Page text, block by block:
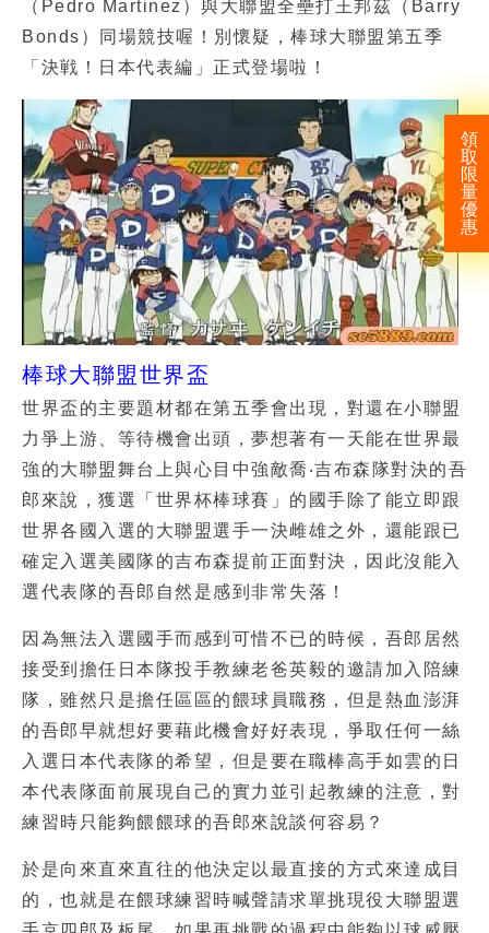
領
取
限
量
優
惠
（Pedro Martinez）與大聯盟全壘打王邦茲（Barry
Bonds）同場競技喔！別懷疑，棒球大聯盟第五季
「決戦！日本代表編」正式登場啦！
棒球大聯盟世界盃
世界盃的主要題材都在第五季會出現，對還在小聯盟
力爭上游、等待機會出頭，夢想著有一天能在世界最
強的大聯盟舞台上與心目中強敵喬‧吉布森隊對決的吾
郎來說，獲選「世界杯棒球賽」的國手除了能立即跟
世界各國入選的大聯盟選手一決雌雄之外，還能跟已
確定入選美國隊的吉布森提前正面對決，因此沒能入
選代表隊的吾郎自然是感到非常失落！
因為無法入選國手而感到可惜不已的時候，吾郎居然
接受到擔任日本隊投手教練老爸英毅的邀請加入陪練
隊，雖然只是擔任區區的餵球員職務，但是熱血澎湃
的吾郎早就想好要藉此機會好好表現，爭取任何一絲
入選日本代表隊的希望，但是要在職棒高手如雲的日
本代表隊面前展現自己的實力並引起教練的注意，對
練習時只能夠餵餵球的吾郎來說談何容易？
於是向來直來直往的他決定以最直接的方式來達成目
的，也就是在餵球練習時喊聲請求單挑現役大聯盟選